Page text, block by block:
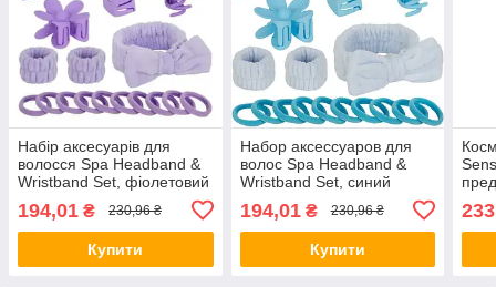
Набір аксесуарів для
волосся Spa Headband &
Wristband Set, фіолетовий
194,01 ₴ 230,96 ₴
Купити
Набор аксессуаров для
волос Spa Headband &
Wristband Set, синий
194,01₴ 230,96 ₴
Купити